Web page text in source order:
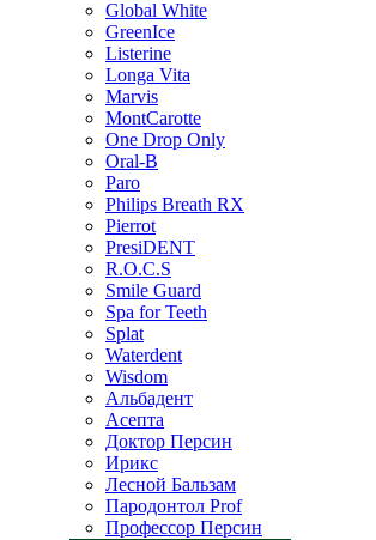
Global White
GreenIce
Listerine
Longa Vita
Marvis
MontCarotte
One Drop Only
Oral-B
Paro
Philips Breath RX
Pierrot
PresiDENT
R.O.C.S
Smile Guard
Spa for Teeth
Splat
Waterdent
Wisdom
Альбадент
Асепта
Доктор Персин
Ирикс
Лесной Бальзам
Пародонтол Prof
Профессор Персин